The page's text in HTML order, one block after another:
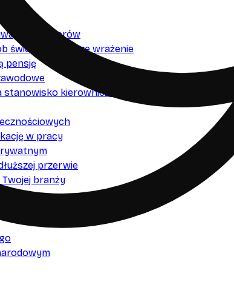
rekruterów
świetne pierwsze wrażenie
pensję
kierownicze
w pracy
przerwie
branży